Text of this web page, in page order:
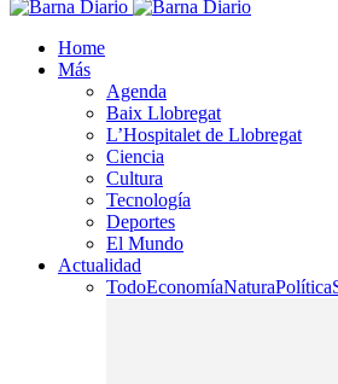
Home
Más
Agenda
Baix Llobregat
L’Hospitalet de Llobregat
Ciencia
Cultura
Tecnología
Deportes
El Mundo
Actualidad
TodoEconomíaNaturaPolítica